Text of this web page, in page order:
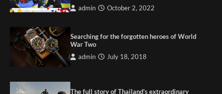
admin October 2, 2022
Searching for the forgotten heroes of World
War Two
admin July 18, 2018
The full story of Thailand’s extraordinary